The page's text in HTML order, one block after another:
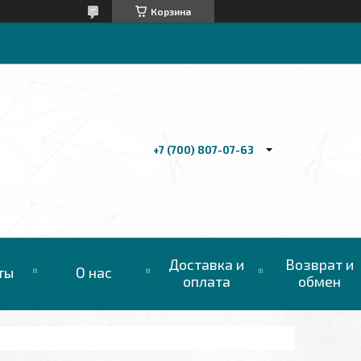
Корзина
+7 (700) 807-07-63
О нас
Доставка и
оплата
Возврат и
обмен